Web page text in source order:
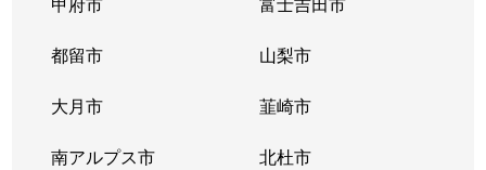
都留市 山梨市
大月市 韮崎市
南アルプス市 北杜市